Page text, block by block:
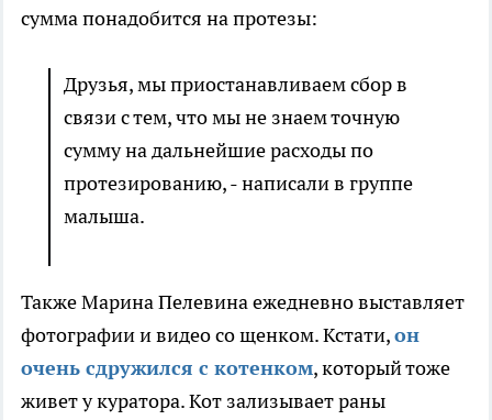
сумма понадобится на протезы:
Друзья, мы приостанавливаем сбор в
связи с тем, что мы не знаем точную
сумму на дальнейшие расходы по
протезированию, - написали в группе
малыша.
Также Марина Пелевина ежедневно выставляет
фотографии и видео со щенком. Кстати,он
очень сдружился с котенком, который тоже
живет у куратора. Кот зализывает раны